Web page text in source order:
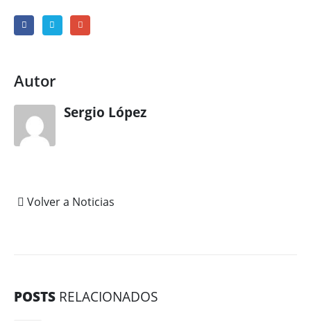
Autor
Sergio López
Volver a Noticias
POSTS RELACIONADOS